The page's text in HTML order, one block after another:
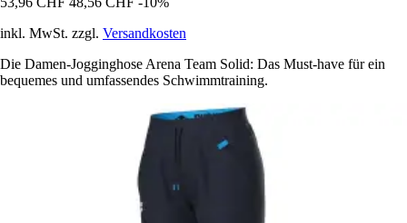
inkl. MwSt. zzgl. Versandkosten
Die Damen-Jogginghose Arena Team Solid: Das Must-have für ein
bequemes und umfassendes Schwimmtraining.